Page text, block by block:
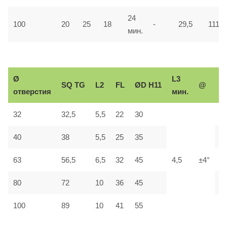
100 20 25 18
24
мин.
- 29,5 111
Ø
отверстия
SQ TG L2 FL ØD H11
L3
мин.
@
32 32,5 5,5 22 30
4,5 ±4°
40 38 5,5 25 35
63 56,5 6,5 32 45
80 72 10 36 45
100 89 10 41 55